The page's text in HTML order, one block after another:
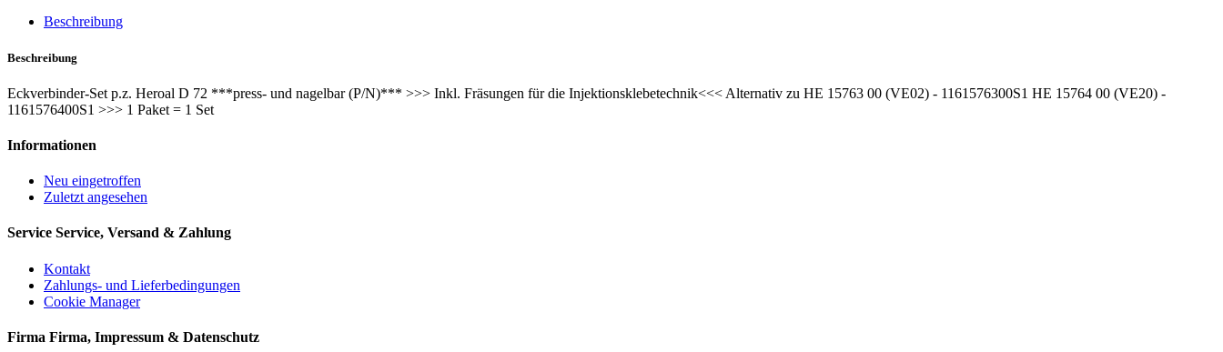
Beschreibung
Beschreibung
Eckverbinder-Set p.z. Heroal D 72 ***press- und nagelbar (P/N)*** >>> Inkl. Fräsungen für die Injektionsklebetechnik<<< Alternativ zu HE 15763 00 (VE02) - 1161576300S1 HE 15764 00 (VE20) -
1161576400S1 >>> 1 Paket = 1 Set
Informationen
Neu eingetroffen
Zuletzt angesehen
Service Service, Versand & Zahlung
Kontakt
Zahlungs- und Lieferbedingungen
Cookie Manager
Firma Firma, Impressum & Datenschutz